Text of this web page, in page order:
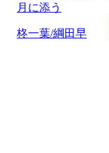
月に添う
柊一葉/綱田早